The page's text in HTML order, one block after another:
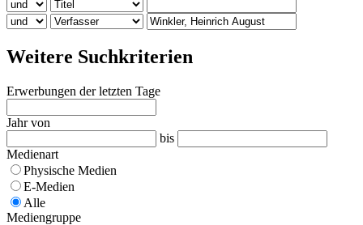
Weitere Suchkriterien
Erwerbungen der letzten Tage
Jahr von
bis
Medienart
Physische Medien
E-Medien
Alle
Mediengruppe